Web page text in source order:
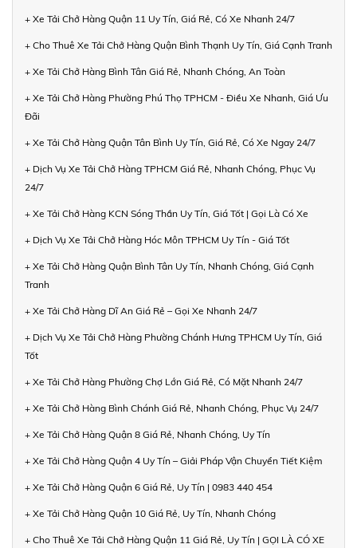
+ Xe Tải Chở Hàng Quận 11 Uy Tín, Giá Rẻ, Có Xe Nhanh 24/7
+ Cho Thuê Xe Tải Chở Hàng Quận Bình Thạnh Uy Tín, Giá Cạnh Tranh
+ Xe Tải Chở Hàng Bình Tân Giá Rẻ, Nhanh Chóng, An Toàn
+ Xe Tải Chở Hàng Phường Phú Thọ TPHCM - Điều Xe Nhanh, Giá Ưu
Đãi
+ Xe Tải Chở Hàng Quận Tân Bình Uy Tín, Giá Rẻ, Có Xe Ngay 24/7
+ Dịch Vụ Xe Tải Chở Hàng TPHCM Giá Rẻ, Nhanh Chóng, Phục Vụ
24/7
+ Xe Tải Chở Hàng KCN Sóng Thần Uy Tín, Giá Tốt | Gọi Là Có Xe
+ Dịch Vụ Xe Tải Chở Hàng Hóc Môn TPHCM Uy Tín - Giá Tốt
+ Xe Tải Chở Hàng Quận Bình Tân Uy Tín, Nhanh Chóng, Giá Cạnh
Tranh
+ Xe Tải Chở Hàng Dĩ An Giá Rẻ – Gọi Xe Nhanh 24/7
+ Dịch Vụ Xe Tải Chở Hàng Phường Chánh Hưng TPHCM Uy Tín, Giá
Tốt
+ Xe Tải Chở Hàng Phường Chợ Lớn Giá Rẻ, Có Mặt Nhanh 24/7
+ Xe Tải Chở Hàng Bình Chánh Giá Rẻ, Nhanh Chóng, Phục Vụ 24/7
+ Xe Tải Chở Hàng Quận 8 Giá Rẻ, Nhanh Chóng, Uy Tín
+ Xe Tải Chở Hàng Quận 4 Uy Tín – Giải Pháp Vận Chuyển Tiết Kiệm
+ Xe Tải Chở Hàng Quận 6 Giá Rẻ, Uy Tín | 0983 440 454
+ Xe Tải Chở Hàng Quận 10 Giá Rẻ, Uy Tín, Nhanh Chóng
+ Cho Thuê Xe Tải Chở Hàng Quận 11 Giá Rẻ, Uy Tín | GỌI LÀ CÓ XE